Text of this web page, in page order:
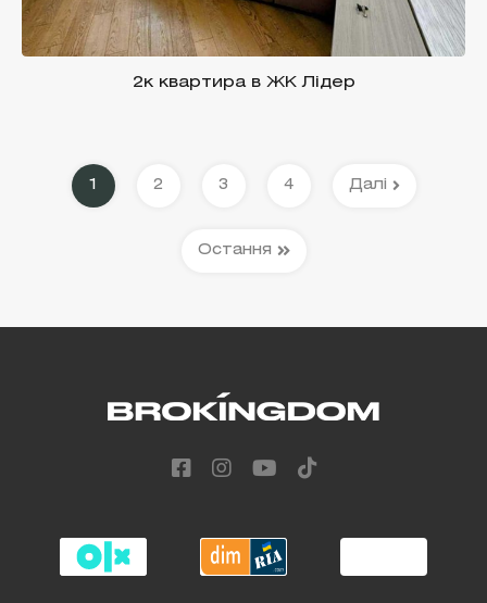
2к квартира в ЖК Лідер
1 2 3 4 Далі
Остання